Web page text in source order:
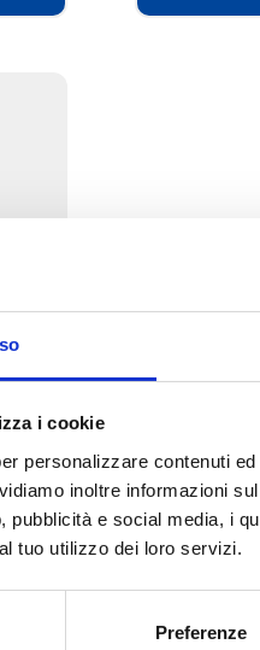
i cookie
personalizzare contenuti
inoltre informazioni
pubblicità e social media, i
tuo utilizzo dei loro servizi.
Preferenze